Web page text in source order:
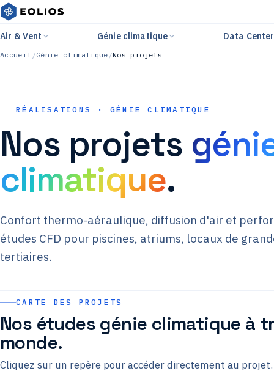
Air & Vent Génie climatique Data Center
Accueil /Génie climatique /Nos projets
RÉALISATIONS · GÉNIE CLIMATIQUE
Nos projets
climatique.
Confort thermo-aéraulique, diffusion d'air et
études CFD pour piscines, atriums, locaux de
tertiaires.
CARTE DES PROJETS
Nos études génie climatique à
monde.
Cliquez sur un repère pour accéder directement au projet.